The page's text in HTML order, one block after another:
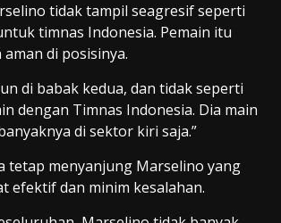
tidak tampil seagresif seperti
timnas Indonesia. Pemain itu
di posisinya.
di babak kedua, dan tidak seperti
dengan Timnas Indonesia. Dia main
di sektor kiri saja.”
tetap menyanjung Marselino yang
efektif dan minim kesalahan.